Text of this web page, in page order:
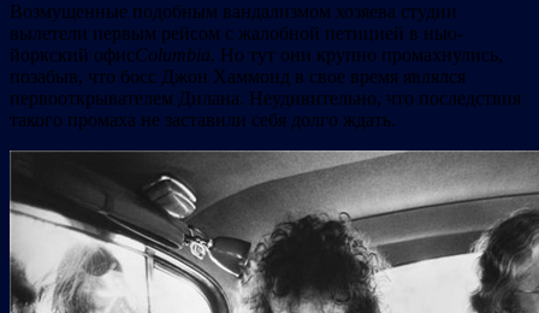
Возмущенные подобным вандализмом хозяева студии
вылетели первым рейсом с жалобной петицией в нью-
йоркский офисColumbia. Но тут они крупно промахнулись,
позабыв, что босс Джон Хаммонд в свое время являлся
первооткрывателем Дилана. Неудивительно, что последствия
такого промаха не заставили себя долго ждать.